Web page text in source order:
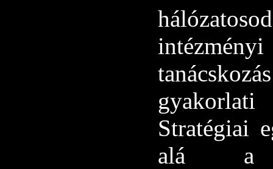
intézményi
Stratégiai
alá a